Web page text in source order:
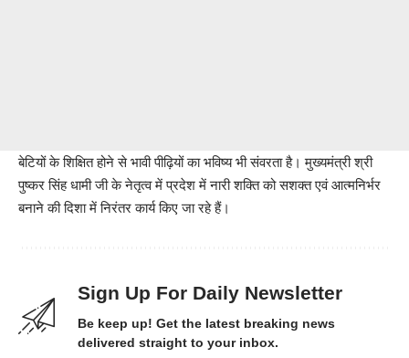
बेटियों के शिक्षित होने से भावी पीढ़ियों का भविष्य भी संवरता है। मुख्यमंत्री श्री
पुष्कर सिंह धामी जी के नेतृत्व में प्रदेश में नारी शक्ति को सशक्त एवं आत्मनिर्भर
बनाने की दिशा में निरंतर कार्य किए जा रहे हैं।
Sign Up For Daily Newsletter
Be keep up! Get the latest breaking news
delivered straight to your inbox.